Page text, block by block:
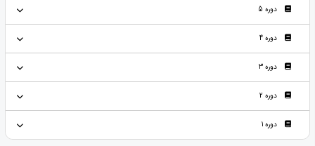
دوره 5
دوره 4
دوره 3
دوره 2
دوره 1